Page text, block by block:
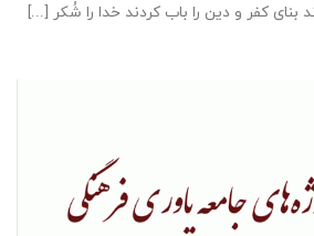
بنای کفر و دین را باب کردند خدا را شُکر [...]